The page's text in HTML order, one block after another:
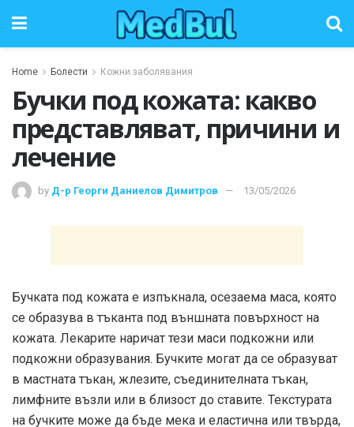
Home Болести Кожни заболявания
Бучки под кожата: какво
представляват, причини и
лечение
by Д-р Георги Даниелов Димитров 13/05/2026
Бучката под кожата е изпъкнала, осезаема маса, която
се образува в тъканта под външната повърхност на
кожата. Лекарите наричат тези маси подкожни или
подкожни образувания. Бучките могат да се образуват
в мастната тъкан, жлезите, съединителната тъкан,
лимфните възли или в близост до ставите. Текстурата
на бучките може да бъде мека и еластична или твърда,